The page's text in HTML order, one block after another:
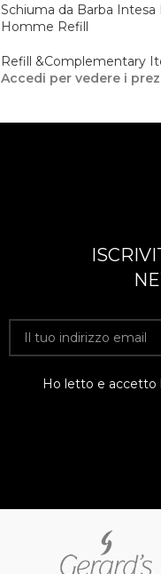
Schiuma da Barba Intesa
Homme Refill
Refill &Complementary
Accedi per vedere i
Ho letto e accetto